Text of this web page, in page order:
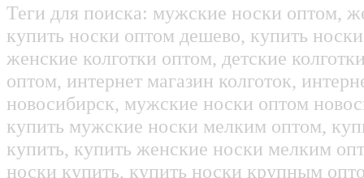
Теги для поиска: мужские носки оптом,
купить носки оптом дешево, купить
женские колготки оптом, детские
оптом, интернет магазин колготок,
новосибирск, мужские носки оптом
купить мужские носки мелким оптом,
купить, купить женские носки мелким
носки купить, купить носки крупным